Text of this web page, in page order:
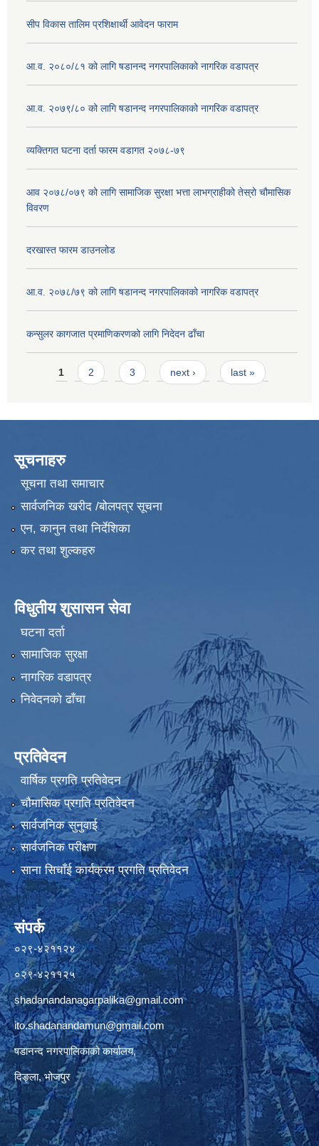
सीप विकास तालिम प्रशिक्षार्थी आवेदन फाराम
आ.व. २०८०/८१ को लागि षडानन्द नगरपालिकाको नागरिक वडापत्र
आ.व. २०७९/८० को लागि षडानन्द नगरपालिकाको नागरिक वडापत्र
व्यक्तिगत घटना दर्ता फारम वडागत २०७८-७९
आव २०७८/०७९ को लागि सामाजिक सुरक्षा भत्ता लाभग्राहीको तेस्रो चौमासिक
विवरण
दरखास्त फारम डाउनलोड
आ.व. २०७८/७९ को लागि षडानन्द नगरपालिकाको नागरिक वडापत्र
कन्सुलर कागजात प्रमाणिकरणको लागि निदेदन ढाँचा
Pages
1 2 3 next › last »
सूचनाहरु
सूचना तथा समाचार
सार्वजनिक खरीद /बोलपत्र सूचना
एन, कानुन तथा निर्देशिका
कर तथा शुल्कहरु
विधुतीय शुसासन सेवा
घटना दर्ता
सामाजिक सुरक्षा
नागरिक वडापत्र
निवेदनको ढाँचा
प्रतिवेदन
वार्षिक प्रगति प्रतिवेदन
चौमासिक प्रगति प्रतिवेदन
सार्वजनिक सुनुवाई
सार्वजनिक परीक्षण
साना सिचाँई कार्यक्रम प्रगति प्रतिवेदन
संपर्क
०२९-४२११२४
०२९-४२११२५
shadanandanagarpalika@gmail.com
ito.shadanandamun@gmail.com
षडानन्द नगरपालिकाको कार्यालय,
दिङ्ला, भोजपुर